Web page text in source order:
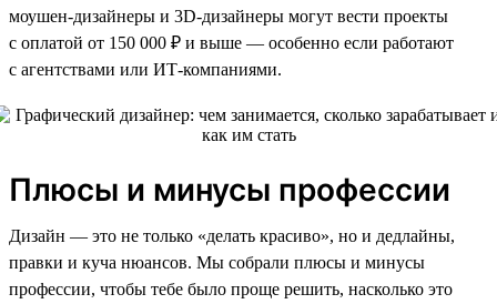
моушен-дизайнеры и 3D-дизайнеры могут вести проекты
с оплатой от 150 000 ₽ и выше — особенно если работают
с агентствами или ИТ-компаниями.
Плюсы и минусы профессии
Дизайн — это не только «делать красиво», но и дедлайны,
правки и куча нюансов. Мы собрали плюсы и минусы
профессии, чтобы тебе было проще решить, насколько это